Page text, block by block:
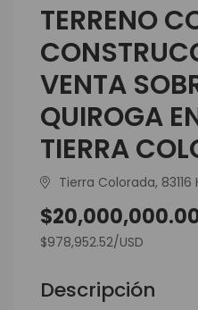
TERRENO
VENTA
QUIROGA
TIERRA
Tierra Colorada,
$978,952.52/USD
Descripción